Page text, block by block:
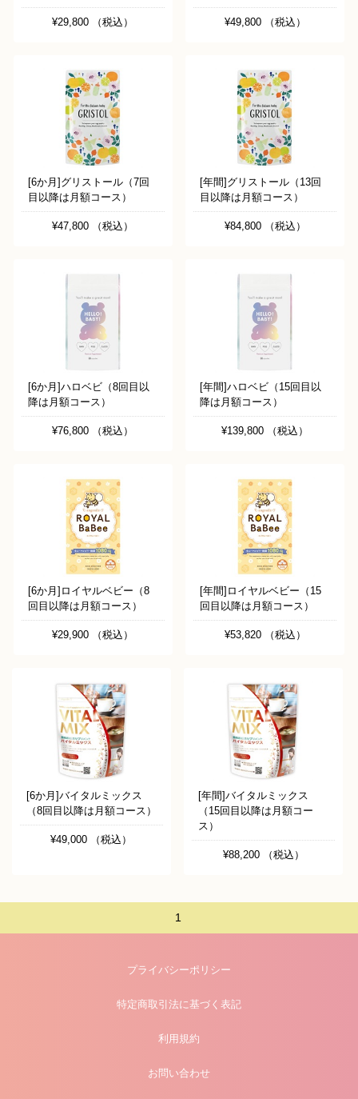
¥29,800 （税込） ¥49,800 （税込）
[6か月]グリストール（7回
目以降は月額コース）
¥47,800 （税込）
[年間]グリストール（13回
目以降は月額コース）
¥84,800 （税込）
[6か月]ハロベビ（8回目以
降は月額コース）
¥76,800 （税込）
[年間]ハロベビ（15回目以
降は月額コース）
¥139,800 （税込）
[6か月]ロイヤルベビー（8
回目以降は月額コース）
¥29,900 （税込）
[年間]ロイヤルベビー（15
回目以降は月額コース）
¥53,820 （税込）
[6か月]バイタルミックス
（8回目以降は月額コース）
¥49,000 （税込）
[年間]バイタルミックス
（15回目以降は月額コー
ス）
¥88,200 （税込）
1
プライバシーポリシー
特定商取引法に基づく表記
利用規約
お問い合わせ